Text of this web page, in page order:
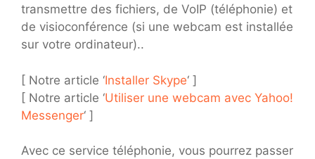
transmettre des fichiers, de VoIP (téléphonie) et
de visioconférence (si une webcam est installée
sur votre ordinateur)..
[ Notre article ‘Installer Skype‘ ]
[ Notre article ‘Utiliser une webcam avec Yahoo!
Messenger‘ ]
Avec ce service téléphonie, vous pourrez passer